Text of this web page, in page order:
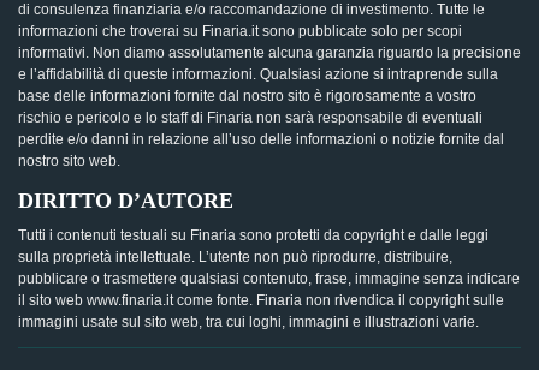
di consulenza finanziaria e/o raccomandazione di investimento. Tutte le
informazioni che troverai su Finaria.it sono pubblicate solo per scopi
informativi. Non diamo assolutamente alcuna garanzia riguardo la precisione
e l’affidabilità di queste informazioni. Qualsiasi azione si intraprende sulla
base delle informazioni fornite dal nostro sito è rigorosamente a vostro
rischio e pericolo e lo staff di Finaria non sarà responsabile di eventuali
perdite e/o danni in relazione all’uso delle informazioni o notizie fornite dal
nostro sito web.
DIRITTO D’AUTORE
Tutti i contenuti testuali su Finaria sono protetti da copyright e dalle leggi
sulla proprietà intellettuale. L’utente non può riprodurre, distribuire,
pubblicare o trasmettere qualsiasi contenuto, frase, immagine senza indicare
il sito web www.finaria.it come fonte. Finaria non rivendica il copyright sulle
immagini usate sul sito web, tra cui loghi, immagini e illustrazioni varie.